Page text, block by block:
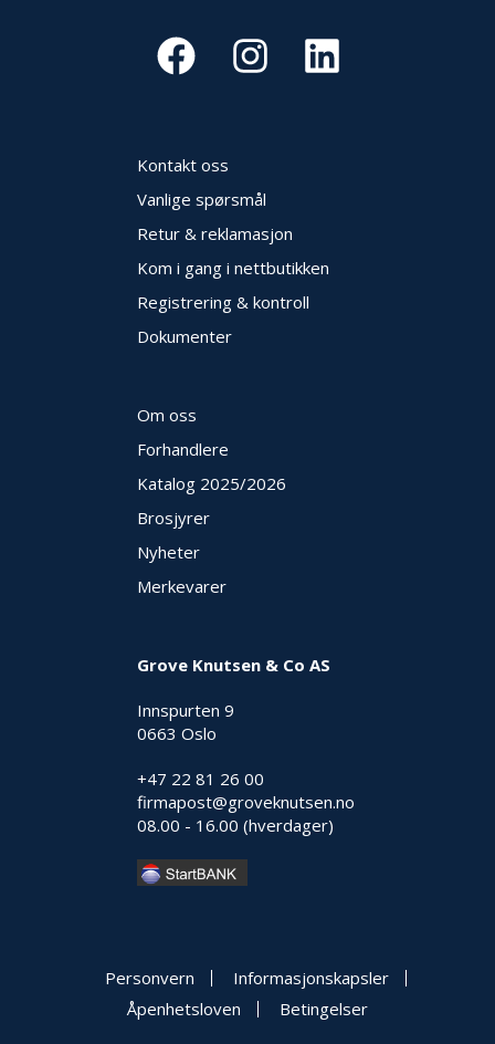
Kontakt oss
Vanlige spørsmål
Retur & reklamasjon
Kom i gang i nettbutikken
Registrering & kontroll
Dokumenter
Om oss
Forhandlere
Katalog 2025/2026
Brosjyrer
Nyheter
Merkevarer
Grove Knutsen & Co AS
Innspurten 9
0663 Oslo
+47 22 81 26 00
firmapost@groveknutsen.no
08.00 - 16.00 (hverdager)
Personvern
Informasjonskapsler
Åpenhetsloven
Betingelser